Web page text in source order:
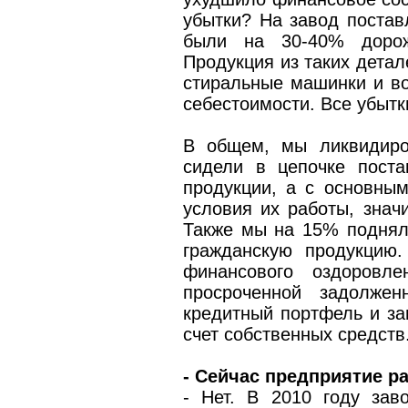
убытки? На завод
были на 30-40%
Продукция из таких
стиральные машинки и
себестоимости. Все
В общем, мы
сидели в цепочке
продукции, а с
условия их работы,
Также мы на 15%
гражданскую
финансового
просроченной
кредитный портфель и
счет собственных
- Сейчас предприятие
- Нет. В 2010 году